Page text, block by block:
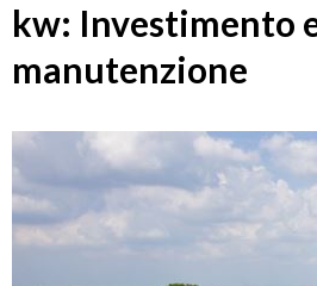
kw: Investimento
manutenzione